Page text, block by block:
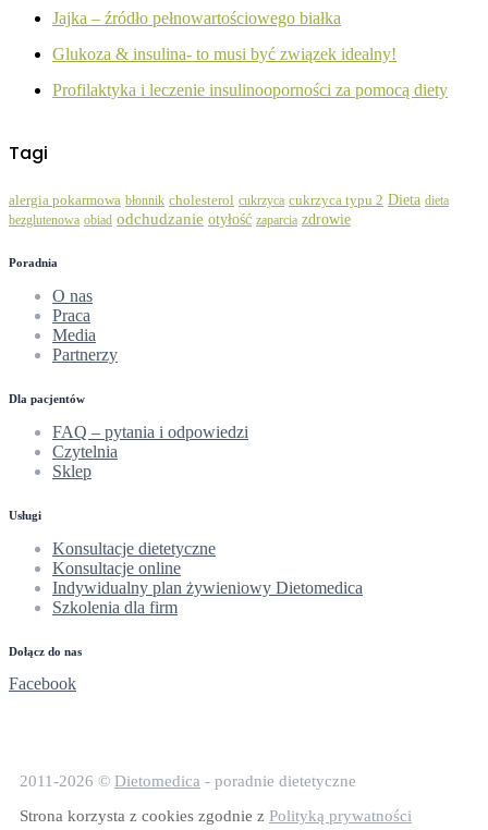
Jajka – źródło pełnowartościowego białka
Glukoza & insulina- to musi być związek idealny!
Profilaktyka i leczenie insulinooporności za pomocą diety
Tagi
alergia pokarmowa błonnik cholesterol cukrzyca cukrzyca typu 2 Dieta dieta
bezglutenowa obiad odchudzanie otyłość zaparcia zdrowie
Poradnia
O nas
Praca
Media
Partnerzy
Dla pacjentów
FAQ – pytania i odpowiedzi
Czytelnia
Sklep
Usługi
Konsultacje dietetyczne
Konsultacje online
Indywidualny plan żywieniowy Dietomedica
Szkolenia dla firm
Dołącz do nas
Facebook
2011-2026 © Dietomedica - poradnie dietetyczne
Strona korzysta z cookies zgodnie z Polityką prywatności